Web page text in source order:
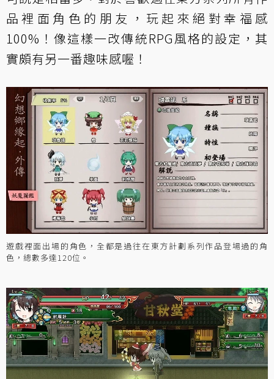
品裡面角色的朋友，玩起來絕對幸福感
100%！像這樣一改傳統RPG風格的設定，其
實頗有另一番趣味感喔！
遊戲裡面出場的角色，全都是過往在東方計劃系列作品登場過的角
色，總數多達120位。